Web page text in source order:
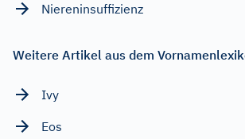
Niereninsuffizienz
Weitere Artikel aus dem
Ivy
Eos